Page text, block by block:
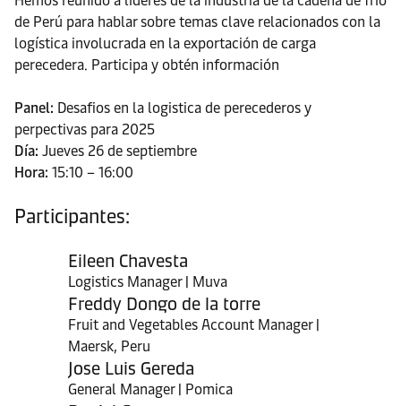
de Perú para hablar sobre temas clave relacionados con la
logística involucrada en la exportación de carga
perecedera. Participa y obtén información
Panel: Desafios en la logistica de perecederos y
perpectivas para 2025
Día: Jueves 26 de septiembre
Hora: 15:10 – 16:00
Participantes:
Eileen Chavesta
Logistics Manager | Muva
Freddy Dongo de la torre
Fruit and Vegetables Account Manager |
Maersk, Peru
Jose Luis Gereda
General Manager | Pomica